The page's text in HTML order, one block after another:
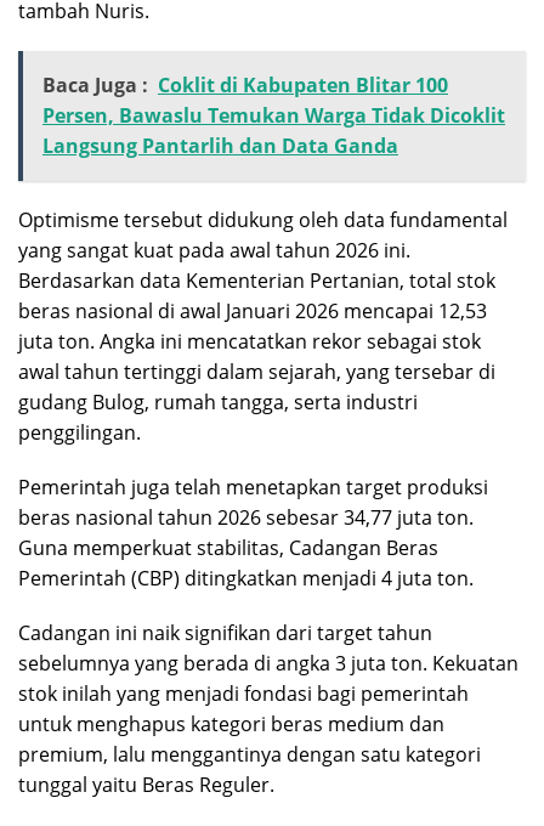
tambah Nuris.
Baca Juga : Coklit di Kabupaten Blitar 100
Persen, Bawaslu Temukan Warga Tidak Dicoklit
Langsung Pantarlih dan Data Ganda
Optimisme tersebut didukung oleh data fundamental
yang sangat kuat pada awal tahun 2026 ini.
Berdasarkan data Kementerian Pertanian, total stok
beras nasional di awal Januari 2026 mencapai 12,53
juta ton. Angka ini mencatatkan rekor sebagai stok
awal tahun tertinggi dalam sejarah, yang tersebar di
gudang Bulog, rumah tangga, serta industri
penggilingan.
Pemerintah juga telah menetapkan target produksi
beras nasional tahun 2026 sebesar 34,77 juta ton.
Guna memperkuat stabilitas, Cadangan Beras
Pemerintah (CBP) ditingkatkan menjadi 4 juta ton.
Cadangan ini naik signifikan dari target tahun
sebelumnya yang berada di angka 3 juta ton. Kekuatan
stok inilah yang menjadi fondasi bagi pemerintah
untuk menghapus kategori beras medium dan
premium, lalu menggantinya dengan satu kategori
tunggal yaitu Beras Reguler.